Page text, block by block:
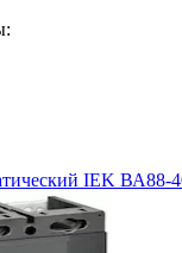
IEK ВА88-